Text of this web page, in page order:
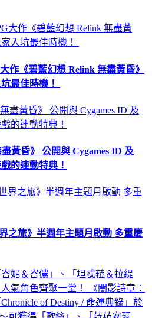
作《碧藍幻想 Relink 無盡黃昏》
最佳時機！
黃昏》 公開與 Cygames ID 及
的連動特典！
之旅》半週年主題月啟動 多重慶